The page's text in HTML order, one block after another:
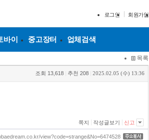
로그인 회원가입
바이 중고장터 업체검색
목록
조회 13,618 추천 208 2025.02.05 (수) 13:36
쪽지 작성글보기 신고
view?code=strange&No=6474528